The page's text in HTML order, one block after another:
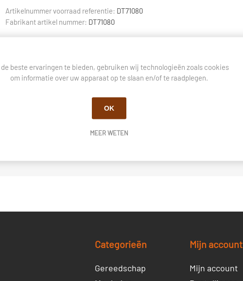
Artikelnummer voorraad referentie: DT71080
Fabrikant artikel nummer: DT71080
VRAGEN OVER DIT PRODUCT?
Categorieën
Gereedschap
Mijn account
Mijn account
de beste ervaringen te bieden, gebruiken wij technologieën zoals cookies
om informatie over uw apparaat op te slaan en/of te raadplegen.
OK
MEER WETEN